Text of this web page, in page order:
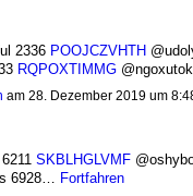
2336 POOJCZVHTH
RQPOXTIMMG
am 28. Dezember 2019 um
SKBLHGLVMF
6928… Fortfahren